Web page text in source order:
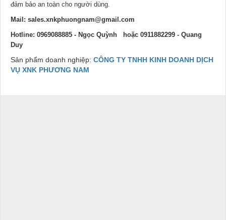
đảm bảo an toàn cho người dùng.
Mail: sales.xnkphuongnam@gmail.com
Hotline: 0969088885 - Ngọc Quỳnh hoặc 0911882299 - Quang
Duy
Sản phẩm doanh nghiệp: CÔNG TY TNHH KINH DOANH DỊCH
VỤ XNK PHƯƠNG NAM